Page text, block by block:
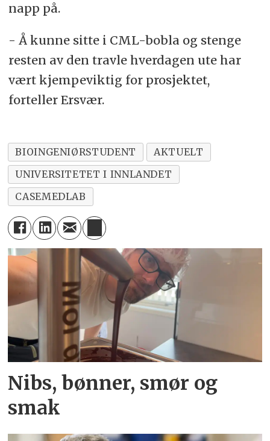
napp på.
- Å kunne sitte i CML-bobla og stenge
resten av den travle hverdagen ute har
vært kjempeviktig for prosjektet,
forteller Ersvær.
BIOINGENIØRSTUDENT
AKTUELT
UNIVERSITETET I INNLANDET
CASEMEDLAB
Nibs, bønner, smør og
smak